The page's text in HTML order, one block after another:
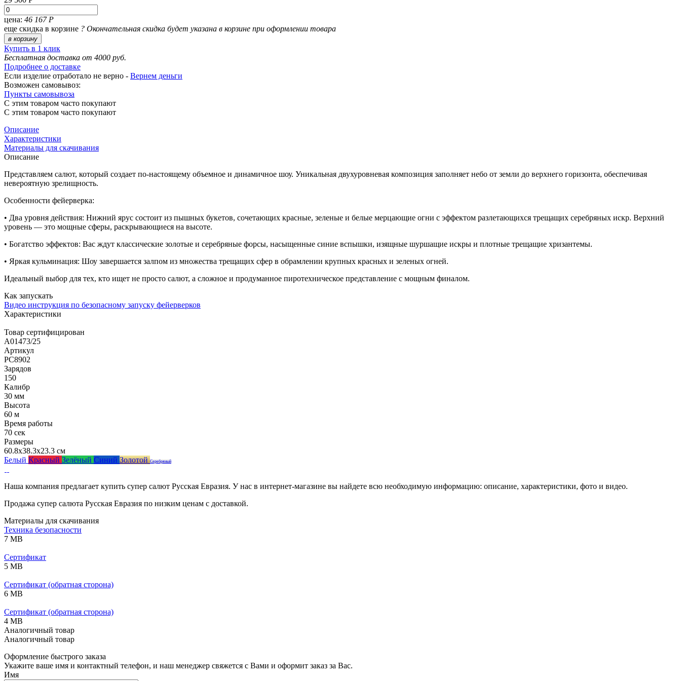
цена: 46 167 Р
еще скидка в корзине ? Окончательная скидка будет указана в корзине при оформлении товара
в корзину
Купить в 1 клик
Бесплатная доставка от 4000 руб.
Подробнее о доставке
Если изделие отработало не верно - Вернем деньги
Возможен самовывоз:
Пункты самовывоза
С этим товаром часто покупают
С этим товаром часто покупают
Описание
Характеристики
Материалы для скачивания
Описание
Представляем салют, который создает по-настоящему объемное и динамичное шоу. Уникальная двухуровневая композиция заполняет небо от земли до верхнего горизонта, обеспечивая
невероятную зрелищность.
Особенности фейерверка:
• Два уровня действия: Нижний ярус состоит из пышных букетов, сочетающих красные, зеленые и белые мерцающие огни с эффектом разлетающихся трещащих серебряных искр. Верхний
уровень — это мощные сферы, раскрывающиеся на высоте.
• Богатство эффектов: Вас ждут классические золотые и серебряные форсы, насыщенные синие вспышки, изящные шуршащие искры и плотные трещащие хризантемы.
• Яркая кульминация: Шоу завершается залпом из множества трещащих сфер в обрамлении крупных красных и зеленых огней.
Идеальный выбор для тех, кто ищет не просто салют, а сложное и продуманное пиротехническое представление с мощным финалом.
Как запускать
Видео инструкция по безопасному запуску фейерверков
Характеристики
Товар сертифицирован
A01473/25
Артикул
РС8902
Зарядов
150
Калибр
30 мм
Высота
60 м
Время работы
70 сек
Размеры
60.8x38.3x23.3 см
Белый Красный Зелёный Синий ЗолотойСеребряный
Наша компания предлагает купить супер салют Русская Евразия. У нас в интернет-магазине вы найдете всю необходимую информацию: описание, характеристики, фото и видео.
Продажа супер салюта Русская Евразия по низким ценам с доставкой.
Материалы для скачивания
Техника безопасности
7 MB
Сертификат
5 MB
Сертификат (обратная сторона)
6 MB
Сертификат (обратная сторона)
4 MB
Аналогичный товар
Аналогичный товар
Оформление быстрого заказа
Укажите ваше имя и контактный телефон, и наш менеджер свяжется с Вами и оформит заказ за Вас.
Имя